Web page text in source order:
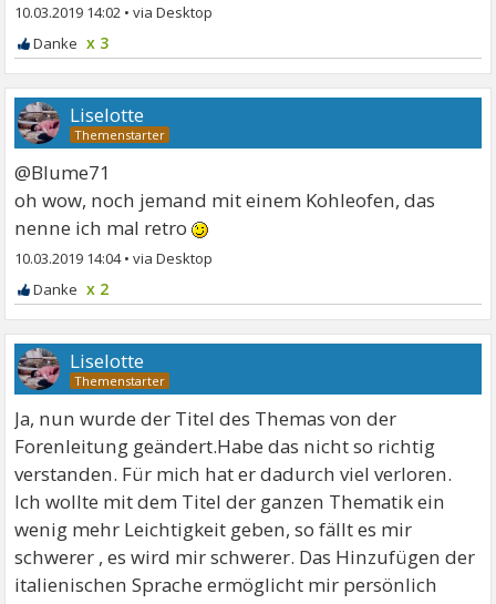
10.03.2019 14:02 •
x 3
Liselotte
@Blume71
oh wow, noch jemand mit einem Kohleofen, das
nenne ich mal retro
10.03.2019 14:04•
x 2
Liselotte
Ja, nun wurde der Titel des Themas von der
Forenleitung geändert.Habe das nicht so richtig
verstanden. Für mich hat er dadurch viel verloren.
Ich wollte mit dem Titel der ganzen Thematik ein
wenig mehr Leichtigkeit geben, so fällt es mir
schwerer , es wird mir schwerer. Das Hinzufügen der
italienischen Sprache ermöglicht mir persönlich